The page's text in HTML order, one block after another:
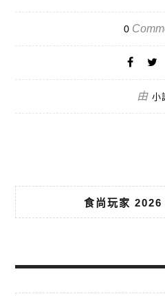
0
由 小
食尚玩家 2026